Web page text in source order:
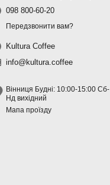
098 800-60-20
Передзвонити вам?
Kultura Coffee
info@kultura.coffee
Вінниця Будні: 10:00-15:00 Сб-
Нд вихідний
Мапа проїзду